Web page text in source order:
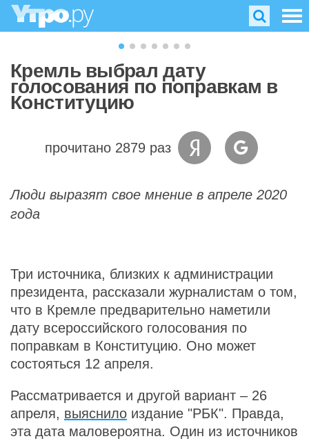
Кремль выбрал дату
голосования по поправкам в
Конституцию
прочитано 2879 раз
Люди выразят свое мнение в апреле 2020
года
Три источника, близких к администрации
президента, рассказали журналистам о том,
что в Кремле предварительно наметили
дату всероссийского голосования по
поправкам в Конституцию. Оно может
состояться 12 апреля.
Рассматривается и другой вариант – 26
апреля, выяснило издание "РБК". Правда,
эта дата маловероятна. Один из источников